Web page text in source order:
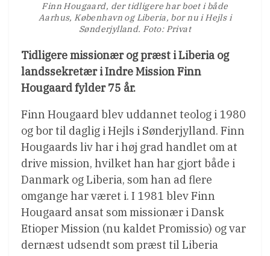
Finn Hougaard, der tidligere har boet i både
Aarhus, København og Liberia, bor nu i Hejls i
Sønderjylland. Foto: Privat
Tidligere missionær og præst i Liberia og
landssekretær i Indre Mission Finn
Hougaard fylder 75 år.
Finn Hougaard blev uddannet teolog i 1980
og bor til daglig i Hejls i Sønderjylland. Finn
Hougaards liv har i høj grad handlet om at
drive mission, hvilket han har gjort både i
Danmark og Liberia, som han ad flere
omgange har været i. I 1981 blev Finn
Hougaard ansat som missionær i Dansk
Etioper Mission (nu kaldet Promissio) og var
dernæst udsendt som præst til Liberia